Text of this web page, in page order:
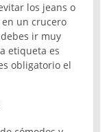
los jeans o
un crucero
ir muy
etiqueta es
obligatorio el